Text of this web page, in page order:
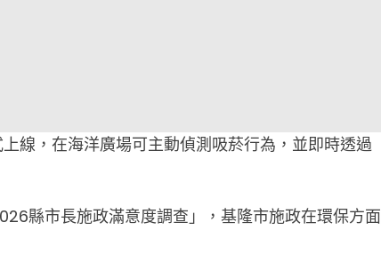
線，在海洋廣場可主動偵測吸菸行為，並即時透過
縣市長施政滿意度調查」，基隆市施政在環保方面